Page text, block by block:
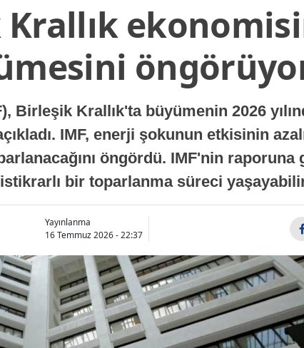
Birleşik Krallık'ta büyümenin 2026
IMF, enerji şokunun etkisinin
öngördü. IMF'nin raporuna
bir toparlanma süreci
Yayınlanma
16 Temmuz 2026 - 22:37